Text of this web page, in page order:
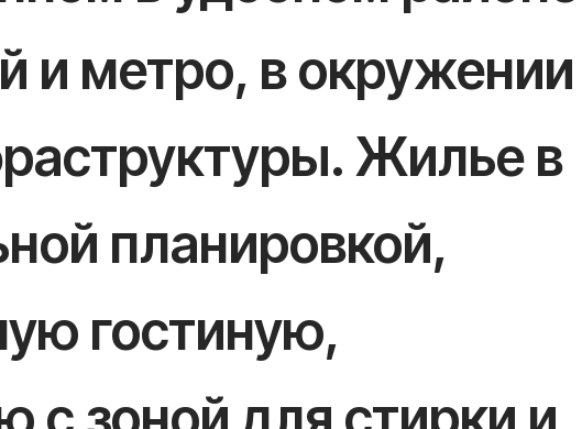
и метро, в окружении
Жилье в
планировкой,
гостиную,